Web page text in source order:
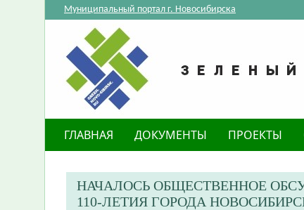
Муниципальный портал г. Новосибирска
ГЛАВНАЯ ДОКУМЕНТЫ ПРОЕКТЫ
НАЧАЛОСЬ ОБЩЕСТВЕННОЕ
110-ЛЕТИЯ ГОРОДА